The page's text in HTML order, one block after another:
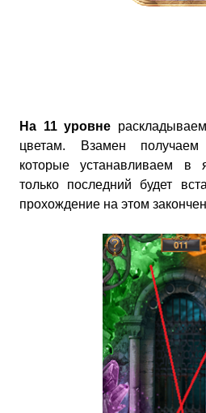
На 11 уровне
цветам. Взамен
которые устанавливаем в
только последний будет
прохождение на этом